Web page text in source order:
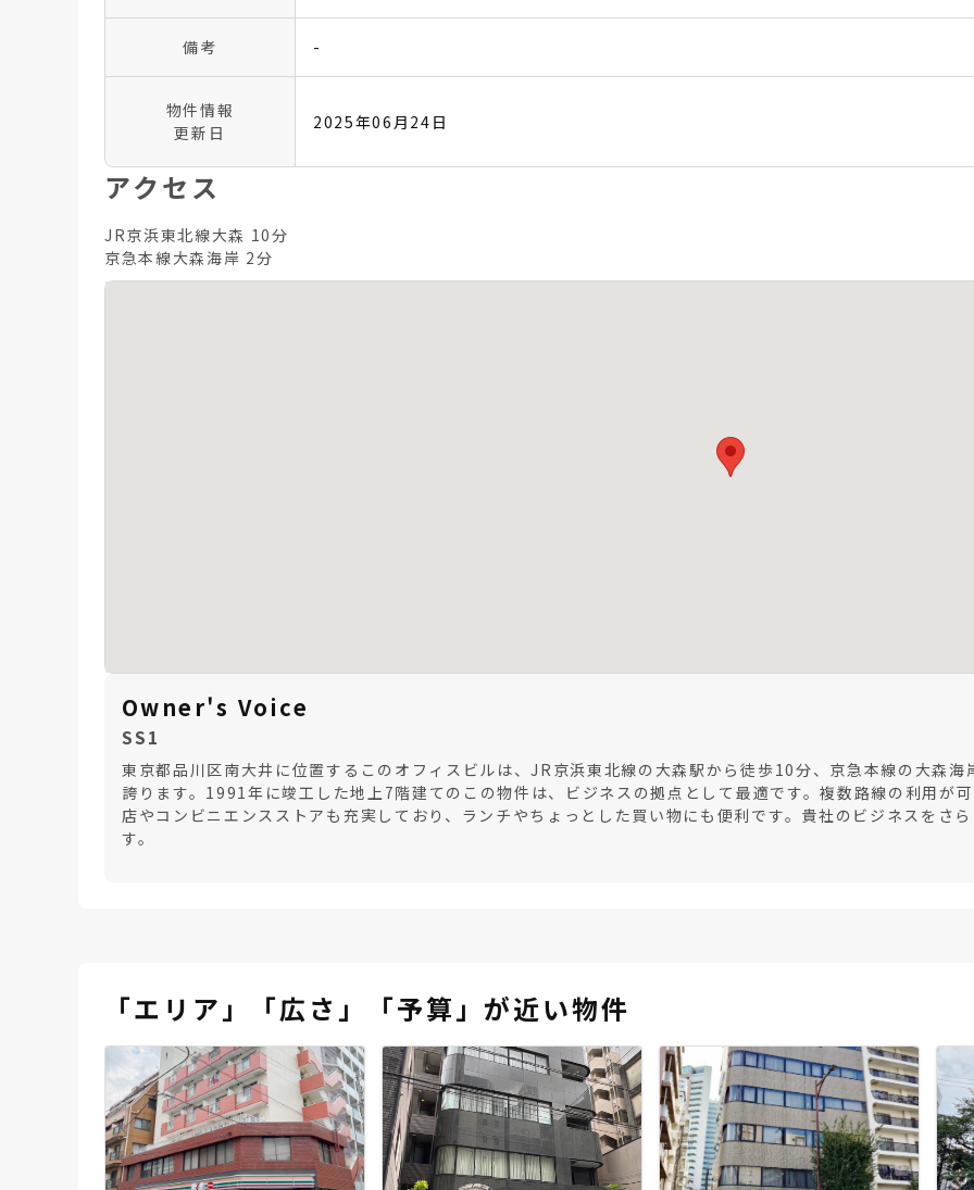
備考 -
物件情報
更新日
2025年06月24日
アクセス
JR京浜東北線大森 10分
京急本線大森海岸 2分
Owner's Voice
SS1
東京都品川区南大井に位置するこのオフィスビルは、JR京浜東北線の大森駅から徒歩10分、京急本線の大森
誇ります。1991年に竣工した地上7階建てのこの物件は、ビジネスの拠点として最適です。複数路線の利用が
店やコンビニエンスストアも充実しており、ランチやちょっとした買い物にも便利です。貴社のビジネスをさ
す。
「エリア」「広さ」「予算」が近い物件